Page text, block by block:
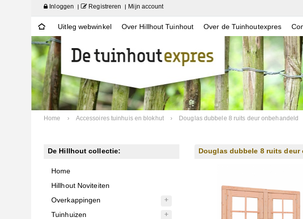
Inloggen Registreren Mijn account
Uitleg webwinkel Over Hillhout Tuinhout Over de Tuinhoutexpres
Home › Accessoires tuinhuis en blokhut › Douglas dubbele 8 ruits deur onbehandeld
De Hillhout collectie:
Home
Hillhout Noviteiten
Overkappingen
Tuinhuizen
Douglas dubbele 8 ruits deur